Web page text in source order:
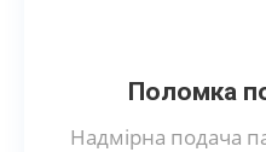
Поломка
Надмірна подача